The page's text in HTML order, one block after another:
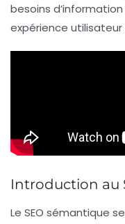
besoins
expérience utilisateur
Introduction au
Le SEO sémantique